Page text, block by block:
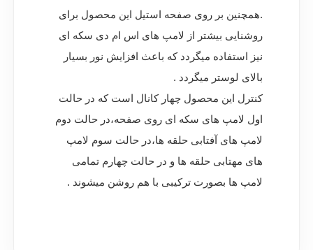
.همچنین بر روی صفحه استیل این محصول برای
روشنایی بیشتر از لامپ های اس ام دی سکه ای
نیز استفاده میگردد که باعث افزایش نور بسیار
بالای لوستر میگردد .
کنترل این محصول چهار کانال است که در حالت
اول لامپ های سکه ای روی صفحه،در حالت دوم
لامپ های آفتابی حلقه ها،در حالت سوم لامپ
های مهتابی حلقه ها و در حالت چهارم تمامی
لامپ ها بصورت ترکیبی با هم روشن میشوند .